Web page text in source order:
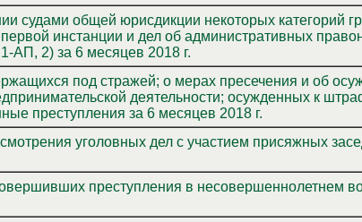
судами общей юрисдикции некоторых категорий
инстанции и дел об административных
2) за 6 месяцев 2018 г.
под стражей; о мерах пресечения и об
деятельности; осужденных к штрафам и их
преступления за 6 месяцев 2018 г.
в несовершеннолетнем возрасте за 6